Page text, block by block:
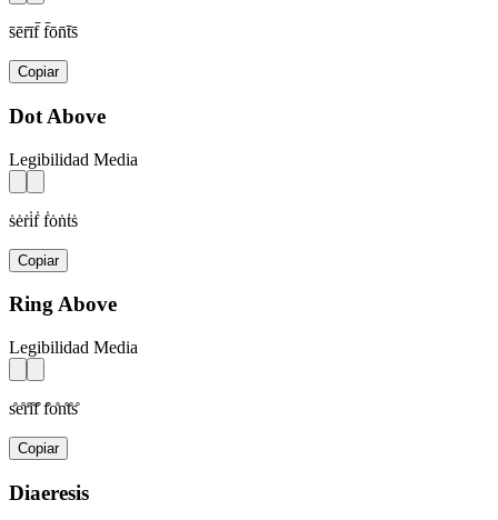
s̄ēr̄īf̄ f̄ōn̄t̄s̄
Copiar
Dot Above
Legibilidad Media
ṡėṙi̇ḟ ḟȯṅṫṡ
Copiar
Ring Above
Legibilidad Media
s̊e̊r̊i̊f̊ f̊o̊n̊t̊s̊
Copiar
Diaeresis